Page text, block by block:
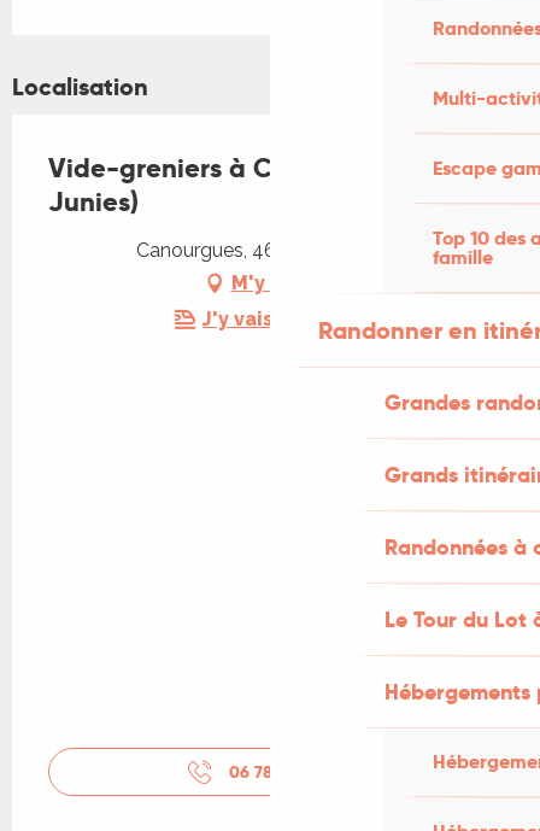
Multi-
Escape
Top 10 des
famille
Randonner en
Grandes
Grands
Randonnées
Le Tour du Lot
Localisation
Vide-greniers à Canourgues (Les
Junies)
Canourgues, 46150 Les Junies
M'y rendre
J'y vais en train !
06 78 08 65